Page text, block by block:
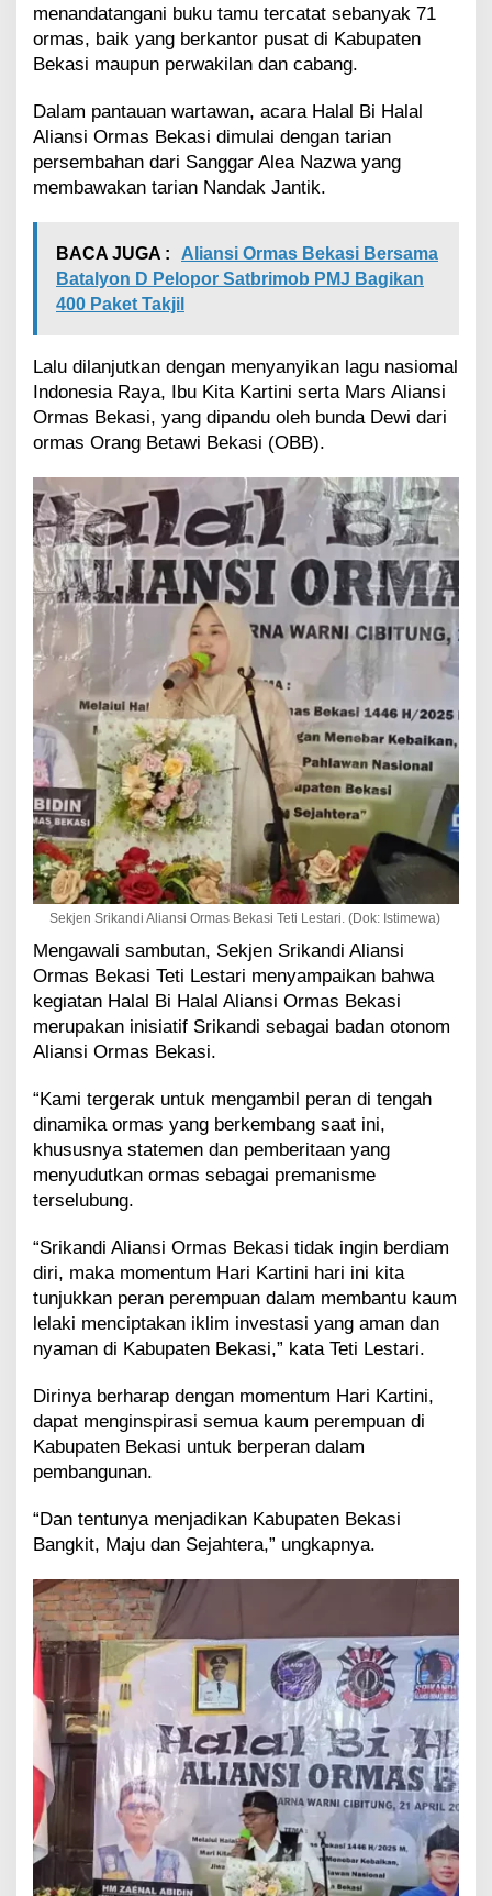
m
n
d
n
K
o
d
i
f
d
a
p
a
e
B
k
a
menandatangani buku tamu tercatat sebanyak 71
ormas, baik yang berkantor pusat di Kabupaten
Bekasi maupun perwakilan dan cabang.
Dalam pantauan wartawan, acara Halal Bi Halal
Aliansi Ormas Bekasi dimulai dengan tarian
persembahan dari Sanggar Alea Nazwa yang
membawakan tarian Nandak Jantik.
BACA JUGA :
Aliansi Ormas Bekasi Bersama
Batalyon D Pelopor Satbrimob PMJ Bagikan
400 Paket Takjil
Lalu dilanjutkan dengan menyanyikan lagu nasiomal
Indonesia Raya, Ibu Kita Kartini serta Mars Aliansi
Ormas Bekasi, yang dipandu oleh bunda Dewi dari
ormas Orang Betawi Bekasi (OBB).
Sekjen Srikandi Aliansi Ormas Bekasi Teti Lestari. (Dok: Istimewa)
Mengawali sambutan, Sekjen Srikandi Aliansi
Ormas Bekasi Teti Lestari menyampaikan bahwa
kegiatan Halal Bi Halal Aliansi Ormas Bekasi
merupakan inisiatif Srikandi sebagai badan otonom
Aliansi Ormas Bekasi.
“Kami tergerak untuk mengambil peran di tengah
dinamika ormas yang berkembang saat ini,
khususnya statemen dan pemberitaan yang
menyudutkan ormas sebagai premanisme
terselubung.
“Srikandi Aliansi Ormas Bekasi tidak ingin berdiam
diri, maka momentum Hari Kartini hari ini kita
tunjukkan peran perempuan dalam membantu kaum
lelaki menciptakan iklim investasi yang aman dan
nyaman di Kabupaten Bekasi,” kata Teti Lestari.
Dirinya berharap dengan momentum Hari Kartini,
dapat menginspirasi semua kaum perempuan di
Kabupaten Bekasi untuk berperan dalam
pembangunan.
“Dan tentunya menjadikan Kabupaten Bekasi
Bangkit, Maju dan Sejahtera,” ungkapnya.